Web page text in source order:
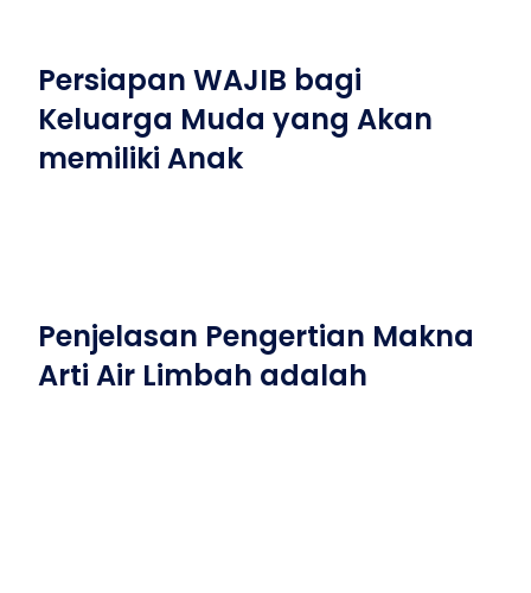
Persiapan WAJIB bagi
Keluarga Muda yang Akan
memiliki Anak
Penjelasan Pengertian Makna
Arti Air Limbah adalah